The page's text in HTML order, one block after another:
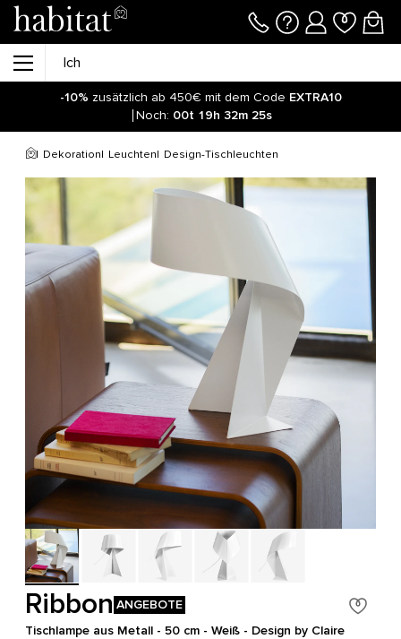
-10% zusätzlich ab 450€ mit dem Code EXTRA10
Noch: 00t 19h 32m 25s
Dekoration Leuchten Design-Tischleuchten
Ribbon ANGEBOTE
Tischlampe aus Metall - 50 cm - Weiß - Design by Claire